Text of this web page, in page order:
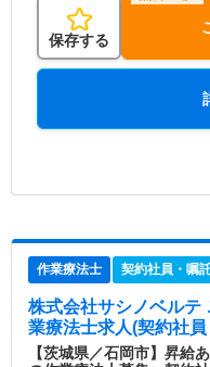
保存する
作業療法士 契約社員・嘱
株式会社サシノベルテ
業療法士求人(契約社
【茨城県／石岡市】昇給